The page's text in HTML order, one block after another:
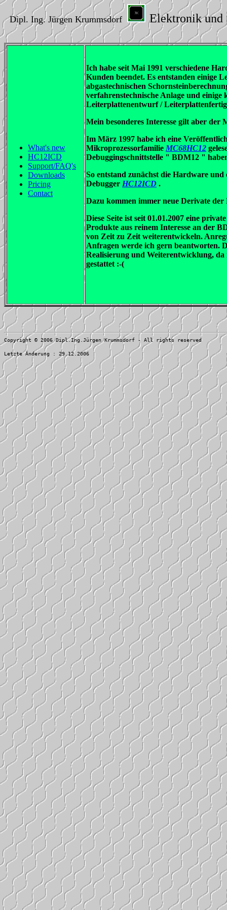
Dipl. Ing. Jürgen Krummsdorf Elektronik und
What's new
HC12ICD
Support/FAQ's
Downloads
Pricing
Contact
Ich habe seit Mai 1991 verschiedene
Kunden beendet. Es entstanden einige
abgastechnischen
verfahrenstechnische Anlage und
Leiterplattenentwurf /
Mein besonderes Interesse gilt aber der
Im März 1997 habe ich eine
Mikroprozessorfamilie MC68HC12
Debuggingschnittstelle " BDM12 "
So entstand zunächst die Hardware
Debugger HC12ICD .
Dazu kommen immer neue Derivate der
Diese Seite ist seit 01.01.2007 eine
Produkte aus reinem Interesse an der
von Zeit zu Zeit weiterentwickeln.
Anfragen werde ich gern beantworten.
Realisierung und Weiterentwicklung,
gestattet :-(
Copyright © 2006 Dipl.Ing.Jürgen Krummsdorf - All rights reserved
Letzte Änderung : 29.12.2006